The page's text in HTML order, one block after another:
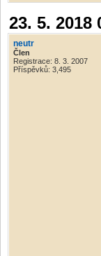
23. 5. 2018
neutr
Člen
Registrace: 8. 3. 2007
Příspěvků: 3,495